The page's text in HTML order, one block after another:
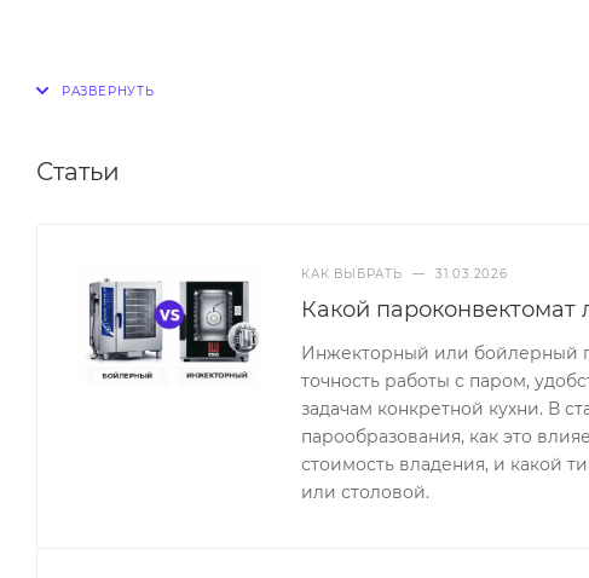
Статьи
КАК ВЫБРАТЬ — 31.03.2026
Какой
Инжекторный или бойлерный
точность работы с паром,
задачам конкретной кухни. В
парообразования, как это
стоимость владения, и какой
или столовой.